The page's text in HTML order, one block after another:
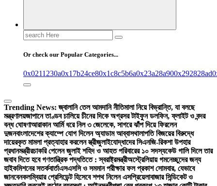
Search
for:
Or check our Popular Categories...
0x0211230a0x17b24ce80x1c8c5b6a0x23a28a900x292828ad
Trending News: জ্বালানি তেল আমদানি নীতিমালা নিয়ে বিভ্রান্তি, যা বলছে
মন্ত্রণালয়জাপানে তাণ্ডব চালিয়ে চীনের দিকে অগ্রসর টাইফুন ডলফিন, ফ্লাইট ও বন্দর
বন্ধ ঘোষণাআরাকান আর্মি ধরে নিল ৩ জেলেকে, সাগরে ঝাঁপ দিয়ে ফিরলেন
দুজনবাংলাদেশের ক্যাম্পে যোগ দিলেন অ্যাডাম আব্বাসথালাপতি বিজয়ের বিরুদ্ধে
দায়েরকৃত মামলা প্রত্যাহার করলেন স্ত্রীজুলাইযোদ্ধাদের সিএনজি-রিকশা উপহার
প্রধানমন্ত্রীরচাকরি পেলেন জুলাই শহিদ ও আহত পরিবারের ১০ সদস্যকেউ গালি দিলে তার
জবাব দিতে হবে গণতান্ত্রিক পদ্ধতিতে : স্বরাষ্ট্রমন্ত্রীঅস্ট্রেলিয়ায় গমনেচ্ছুদের জন্য
হাইকমিশনের সতর্কবার্তাএসএসসি ও সমমান পরীক্ষার ফল প্রকাশ সোমবার, যেভাবে
জানবেনকলম্বিয়ার প্রেসিডেন্ট হিসেবে শপথ নিলেন এসপ্রিয়েলাবাজার সিন্ডিকেট ও